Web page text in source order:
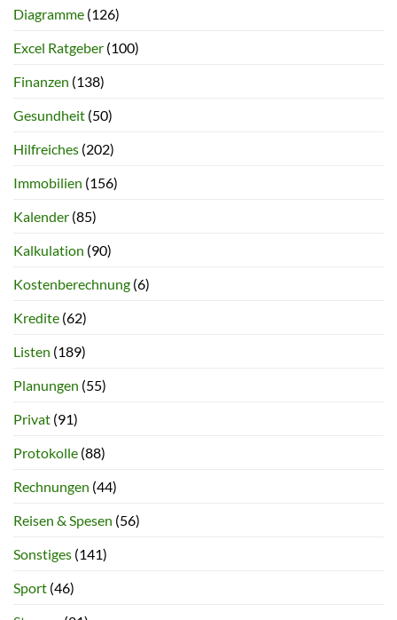
Diagramme (126)
Excel Ratgeber (100)
Finanzen (138)
Gesundheit (50)
Hilfreiches (202)
Immobilien (156)
Kalender (85)
Kalkulation (90)
Kostenberechnung (6)
Kredite (62)
Listen (189)
Planungen (55)
Privat (91)
Protokolle (88)
Rechnungen (44)
Reisen & Spesen (56)
Sonstiges (141)
Sport (46)